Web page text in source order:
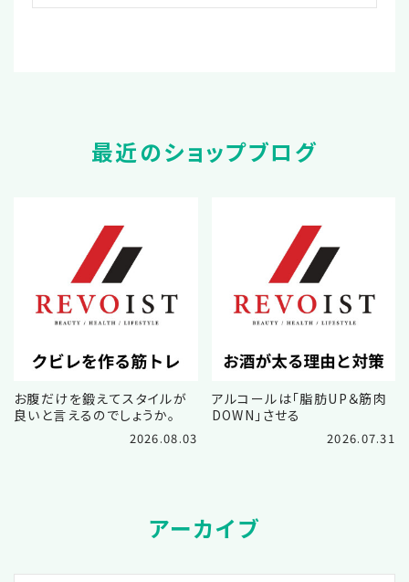
最近のショップブログ
お腹だけを鍛えてスタイルが
良いと言えるのでしょうか。
2026.08.03
アルコールは「脂肪UP＆筋肉
DOWN」させる
2026.07.31
アーカイブ